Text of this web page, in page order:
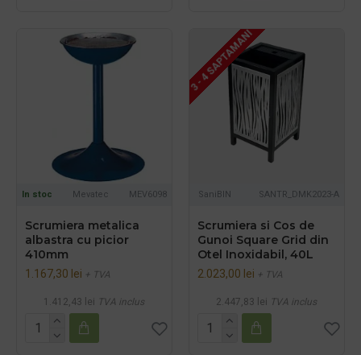
In stoc Mevatec MEV6098
Scrumiera metalica
albastra cu picior
410mm
1.167,30 lei + TVA
1.412,43 lei TVA inclus
3 - 4 SAPTAMANI
SaniBIN SANTR_DMK2023-A
Scrumiera si Cos de
Gunoi Square Grid din
Otel Inoxidabil, 40L
2.023,00 lei + TVA
2.447,83 lei TVA inclus